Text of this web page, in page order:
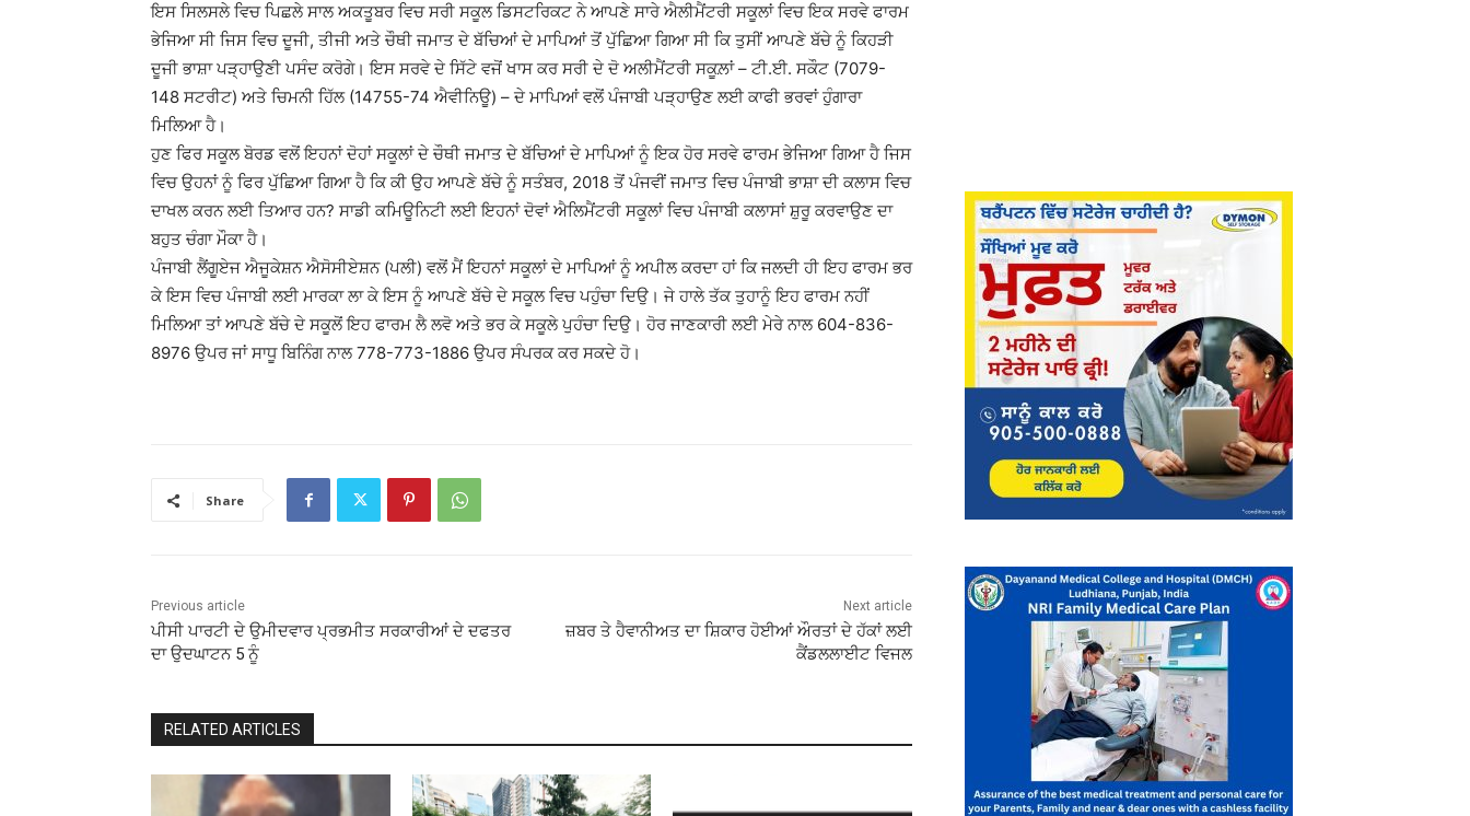
ਇਸ ਸਿਲਸਲੇ ਵਿਚ ਪਿਛਲੇ ਸਾਲ ਅਕਤੂਬਰ ਵਿਚ ਸਰੀ ਸਕੂਲ ਡਿਸਟਰਿਕਟ ਨੇ ਆਪਣੇ ਸਾਰੇ ਐਲੀਮੈਂਟਰੀ ਸਕੂਲਾਂ ਵਿਚ ਇਕ ਸਰਵੇ ਫਾਰਮ
ਭੇਜਿਆ ਸੀ ਜਿਸ ਵਿਚ ਦੂਜੀ, ਤੀਜੀ ਅਤੇ ਚੌਥੀ ਜਮਾਤ ਦੇ ਬੱਚਿਆਂ ਦੇ ਮਾਪਿਆਂ ਤੋਂ ਪੁੱਛਿਆ ਗਿਆ ਸੀ ਕਿ ਤੁਸੀਂ ਆਪਣੇ ਬੱਚੇ ਨੂੰ ਕਿਹੜੀ
ਦੂਜੀ ਭਾਸ਼ਾ ਪੜ੍ਹਾਉਣੀ ਪਸੰਦ ਕਰੋਗੇ। ਇਸ ਸਰਵੇ ਦੇ ਸਿੱਟੇ ਵਜੋਂ ਖਾਸ ਕਰ ਸਰੀ ਦੇ ਦੋ ਅਲੀਮੈਂਟਰੀ ਸਕੂਲ਼ਾਂ – ਟੀ.ਈ. ਸਕੌਟ (7079-
148 ਸਟਰੀਟ) ਅਤੇ ਚਿਮਨੀ ਹਿੱਲ (14755-74 ਐਵੀਨਿਊ) – ਦੇ ਮਾਪਿਆਂ ਵਲੋਂ ਪੰਜਾਬੀ ਪੜ੍ਹਾਉਣ ਲਈ ਕਾਫੀ ਭਰਵਾਂ ਹੁੰਗਾਰਾ
ਮਿਲਿਆ ਹੈ।
ਹੁਣ ਫਿਰ ਸਕੂਲ ਬੋਰਡ ਵਲੋਂ ਇਹਨਾਂ ਦੋਹਾਂ ਸਕੂਲਾਂ ਦੇ ਚੌਥੀ ਜਮਾਤ ਦੇ ਬੱਚਿਆਂ ਦੇ ਮਾਪਿਆਂ ਨੂੰ ਇਕ ਹੋਰ ਸਰਵੇ ਫਾਰਮ ਭੇਜਿਆ ਗਿਆ ਹੈ ਜਿਸ
ਵਿਚ ਉਹਨਾਂ ਨੂੰ ਫਿਰ ਪੁੱਛਿਆ ਗਿਆ ਹੈ ਕਿ ਕੀ ਉਹ ਆਪਣੇ ਬੱਚੇ ਨੂੰ ਸਤੰਬਰ, 2018 ਤੋਂ ਪੰਜਵੀਂ ਜਮਾਤ ਵਿਚ ਪੰਜਾਬੀ ਭਾਸ਼ਾ ਦੀ ਕਲਾਸ ਵਿਚ
ਦਾਖਲ ਕਰਨ ਲਈ ਤਿਆਰ ਹਨ? ਸਾਡੀ ਕਮਿਊਨਿਟੀ ਲਈ ਇਹਨਾਂ ਦੋਵਾਂ ਐਲਿਮੈਂਟਰੀ ਸਕੂਲਾਂ ਵਿਚ ਪੰਜਾਬੀ ਕਲਾਸਾਂ ਸ਼ੁਰੂ ਕਰਵਾਉਣ ਦਾ
ਬਹੁਤ ਚੰਗਾ ਮੌਕਾ ਹੈ।
ਪੰਜਾਬੀ ਲੈਂਗੂਏਜ ਐਜੂਕੇਸ਼ਨ ਐਸੋਸੀਏਸ਼ਨ (ਪਲੀ) ਵਲੋਂ ਮੈਂ ਇਹਨਾਂ ਸਕੂਲਾਂ ਦੇ ਮਾਪਿਆਂ ਨੂੰ ਅਪੀਲ ਕਰਦਾ ਹਾਂ ਕਿ ਜਲਦੀ ਹੀ ਇਹ ਫਾਰਮ ਭਰ
ਕੇ ਇਸ ਵਿਚ ਪੰਜਾਬੀ ਲਈ ਮਾਰਕਾ ਲਾ ਕੇ ਇਸ ਨੂੰ ਆਪਣੇ ਬੱਚੇ ਦੇ ਸਕੂਲ ਵਿਚ ਪਹੁੰਚਾ ਦਿਉ। ਜੇ ਹਾਲੇ ਤੱਕ ਤੁਹਾਨੂੰ ਇਹ ਫਾਰਮ ਨਹੀਂ
ਮਿਲਿਆ ਤਾਂ ਆਪਣੇ ਬੱਚੇ ਦੇ ਸਕੂਲੋਂ ਇਹ ਫਾਰਮ ਲੈ ਲਵੋ ਅਤੇ ਭਰ ਕੇ ਸਕੂਲੇ ਪੁਹੰਚਾ ਦਿਉ। ਹੋਰ ਜਾਣਕਾਰੀ ਲਈ ਮੇਰੇ ਨਾਲ 604-836-
8976 ਉਪਰ ਜਾਂ ਸਾਧੂ ਬਿਨਿੰਗ ਨਾਲ 778-773-1886 ਉਪਰ ਸੰਪਰਕ ਕਰ ਸਕਦੇ ਹੋ।
Share
Previous article
ਪੀਸੀ ਪਾਰਟੀ ਦੇ ਉਮੀਦਵਾਰ ਪ੍ਰਭਮੀਤ ਸਰਕਾਰੀਆਂ ਦੇ ਦਫਤਰ
ਦਾ ਉਦਘਾਟਨ 5 ਨੂੰ
Next article
ਜ਼ਬਰ ਤੇ ਹੈਵਾਨੀਅਤ ਦਾ ਸ਼ਿਕਾਰ ਹੋਈਆਂ ਔਰਤਾਂ ਦੇ ਹੱਕਾਂ ਲਈ
ਕੈਂਡਲਲਾਈਟ ਵਿਜਲ
RELATED ARTICLES